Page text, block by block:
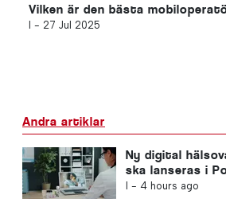
Vilken är den bästa
I - 27 Jul 2025
Andra artiklar
Ny digital
ska lanseras i
I - 4 hours ago